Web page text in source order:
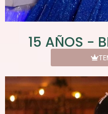
15 AÑOS -